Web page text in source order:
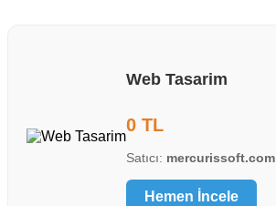
Web Tasarim
0 TL
Satıcı: mercurissoft.com
Hemen İncele